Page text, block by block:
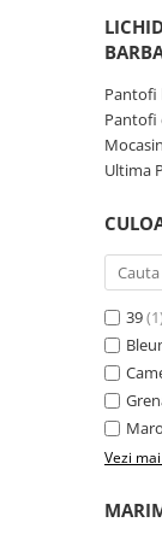
Pantofi
Pantofi
Ultima
39
Maro
Vezi